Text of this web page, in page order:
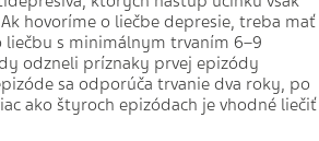
hovoríme o liečbe depresie, treba mať
liečbu s minimálnym trvaním 6–9
odzneli príznaky prvej epizódy
sa odporúča trvanie dva roky, po
ako štyroch epizódach je vhodné liečiť